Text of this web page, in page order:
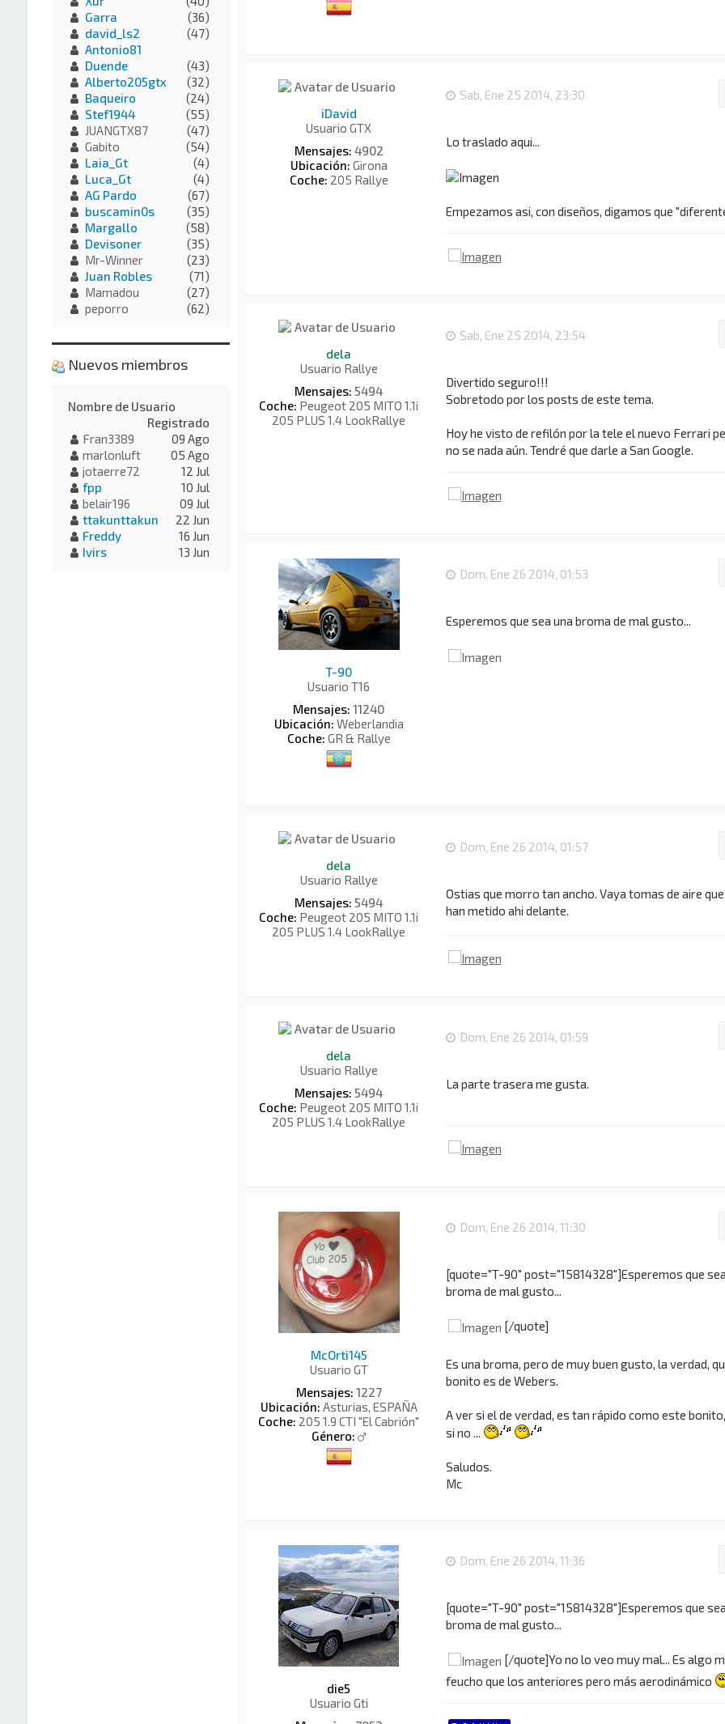
iDavid
Usuario GTX
Mensajes: 4902
Ubicación: Girona
Coche: 205 Rallye
Sab, Ene 25 2014, 23:30
Lo traslado aqui...
Empezamos asi, con diseños, digamos que
dela
Usuario Rallye
Mensajes: 5494
Coche: Peugeot 205 MITO 1.1i
205 PLUS 1.4 LookRallye
Sab, Ene 25 2014, 23:54
Divertido seguro!!!
Sobretodo por los posts de este tema.
Hoy he visto de refilón por la tele el nuevo Ferrari
no se nada aún. Tendré que darle a San Google.
T-90
Usuario T16
Mensajes: 11240
Ubicación: Weberlandia
Coche: GR & Rallye
Dom, Ene 26 2014, 01:53
Esperemos que sea una broma de mal gusto...
dela
Usuario Rallye
Mensajes: 5494
Coche: Peugeot 205 MITO 1.1i
205 PLUS 1.4 LookRallye
Dom, Ene 26 2014, 01:57
Ostias que morro tan ancho. Vaya tomas de aire
han metido ahi delante.
dela
Usuario Rallye
Mensajes: 5494
Coche: Peugeot 205 MITO 1.1i
205 PLUS 1.4 LookRallye
Dom, Ene 26 2014, 01:59
La parte trasera me gusta.
McOrti145
Usuario GT
Mensajes: 1227
Ubicación: Asturias, ESPAÑA
Coche: 205 1.9 CTI "El Cabrión"
Género:
Dom, Ene 26 2014, 11:30
[quote="T-90" post="15814328"]Esperemos que
broma de mal gusto...
[/quote]
Es una broma, pero de muy buen gusto, la verdad,
bonito es de Webers.
A ver si el de verdad, es tan rápido como este
si no ...
Saludos.
Mc
die5
Usuario Gti
Dom, Ene 26 2014, 11:36
[quote="T-90" post="15814328"]Esperemos que
broma de mal gusto...
[/quote]Yo no lo veo muy mal... Es algo
feucho que los anteriores pero más aerodinámico
Garra
(36)
david_ls2
(47)
Antonio81
Duende
(43)
Alberto205gtx
(32)
Baqueiro
(24)
Stef1944
(55)
JUANGTX87
(47)
Gabito
(54)
Laia_Gt
(4)
Luca_Gt
(4)
AG Pardo
(67)
buscamin0s
(35)
Margallo
(58)
Devisoner
(35)
Mr-Winner
(23)
Juan Robles
(71)
Mamadou
(27)
peporro
(62)
Nuevos miembros
Nombre de Usuario
Registrado
Fran3389
09 Ago
marlonluft
05 Ago
jotaerre72
12 Jul
fpp
10 Jul
belair196
09 Jul
ttakunttakun
22 Jun
Freddy
16 Jun
Ivirs
13 Jun